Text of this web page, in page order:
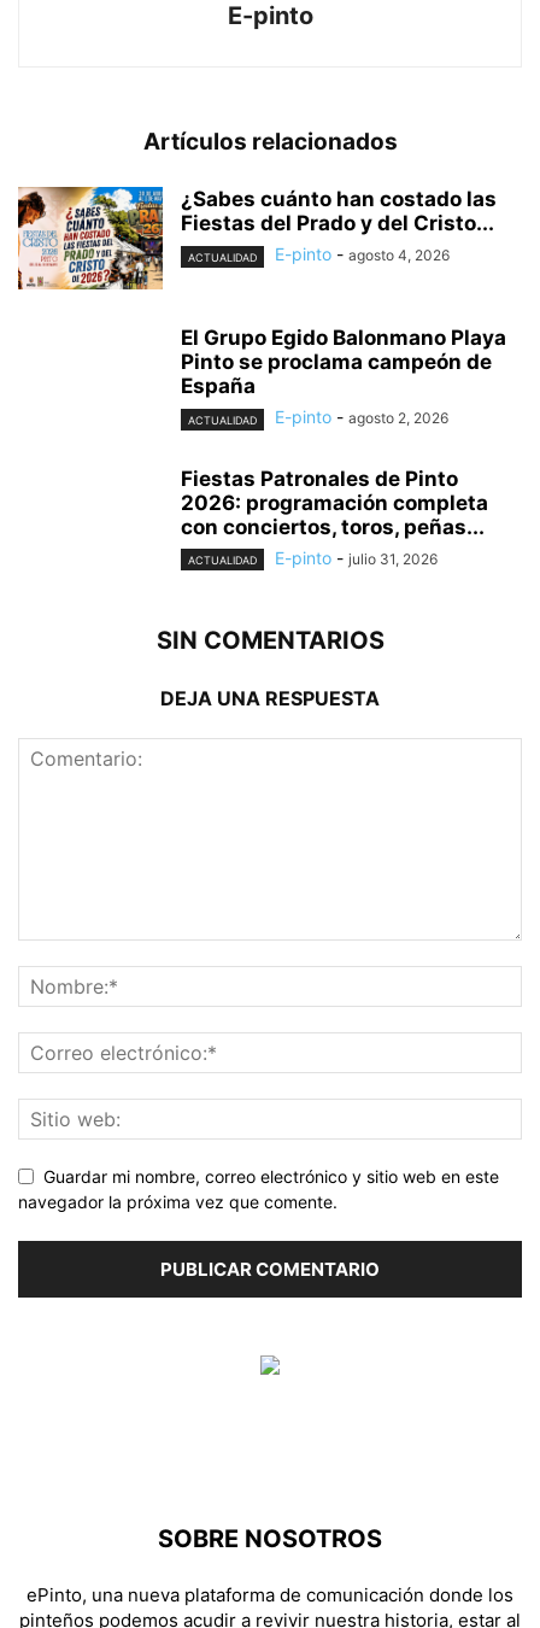
E-pinto
Artículos relacionados
¿Sabes cuánto han costado las
Fiestas del Prado y del Cristo...
ACTUALIDAD E-pinto - agosto 4, 2026
El Grupo Egido Balonmano Playa
Pinto se proclama campeón de
España
ACTUALIDAD E-pinto - agosto 2, 2026
Fiestas Patronales de Pinto
2026: programación completa
con conciertos, toros, peñas...
ACTUALIDAD E-pinto - julio 31, 2026
SIN COMENTARIOS
DEJA UNA RESPUESTA
Guardar mi nombre, correo electrónico y sitio web en este
navegador la próxima vez que comente.
SOBRE NOSOTROS
ePinto, una nueva plataforma de comunicación donde los
pinteños podemos acudir a revivir nuestra historia, estar al